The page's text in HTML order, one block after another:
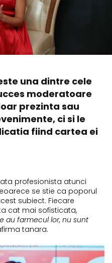
una dintre cele
moderatoare
prezinta sau
ci si le
fiind cartea ei
profesionista atunci
se stie ca poporul
subiect. Fiecare
cat mai sofisticata,
au farmecul lor, nu sunt
tanara.